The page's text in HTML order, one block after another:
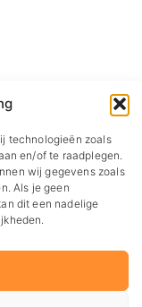
technologieën zoals
en/of te raadplegen.
wij gegevens zoals
Als je geen
dit een nadelige